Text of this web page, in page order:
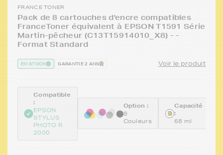
FRANCE TONER
Pack de 8 cartouches d'encre compatibles
FranceToner équivalent à EPSON T1591 Série
Martin-pêcheur (C13T15914010_X8) - -
Format Standard
EN STOCK GARANTIE 2 ANS Voir le produit
Compatible
:
EPSON
STYLUS
PHOTO R
2000
Option :
8
Couleurs
Capacité
:
68 ml